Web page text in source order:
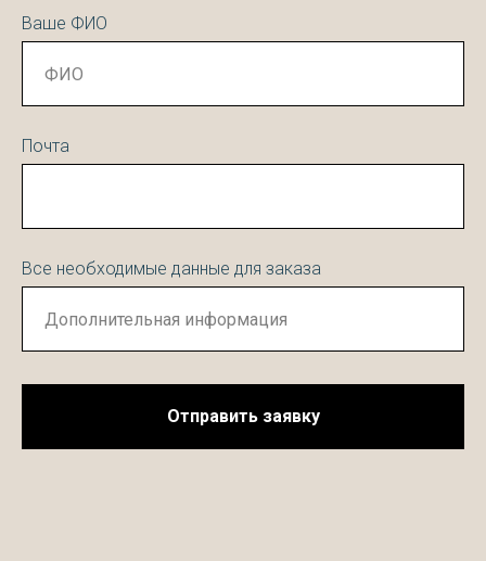
Ваше ФИО
Почта
Все необходимые данные для заказа
Отправить заявку